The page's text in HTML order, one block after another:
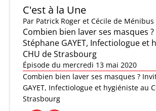
C'est à la Une
Par Patrick Roger et Cécile de Ménibus
Combien bien laver ses masques ?
Stéphane GAYET, Infectiologue et
CHU de Strasbourg
Épisode du mercredi 13 mai 2020
Combien bien laver ses masques ?
GAYET, Infectiologue et hygiéniste au
Strasbourg